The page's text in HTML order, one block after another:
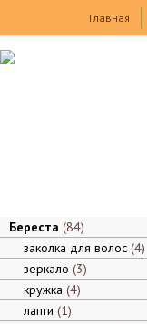
Главная
Береста 84
заколка для волос 4
зеркало 3
кружка 4
лапти 1